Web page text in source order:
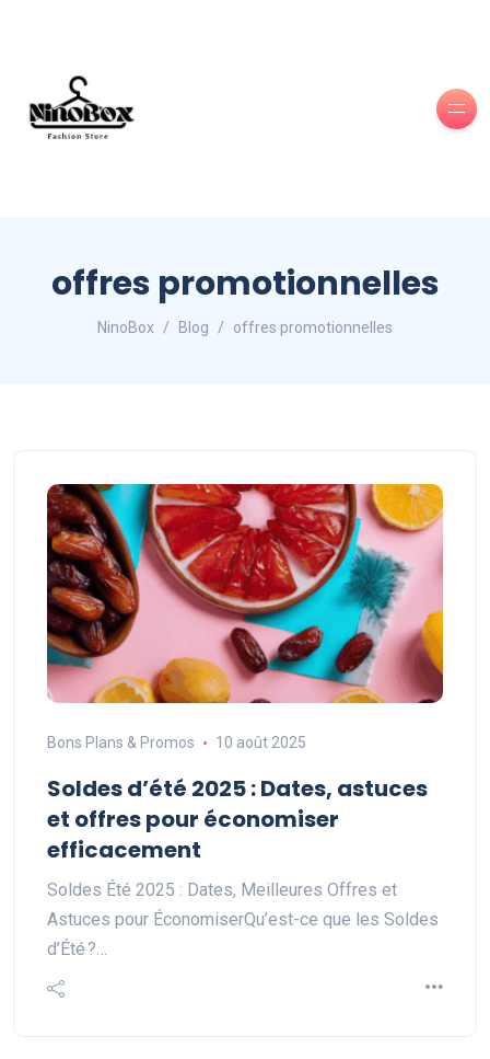
offres promotionnelles
NinoBox Blog offres promotionnelles
Bons Plans & Promos 10 août 2025
Soldes d’été 2025 : Dates, astuces
et offres pour économiser
efficacement
Soldes Été 2025 : Dates, Meilleures Offres et
Astuces pour ÉconomiserQu’est-ce que les Soldes
d’Été ?…